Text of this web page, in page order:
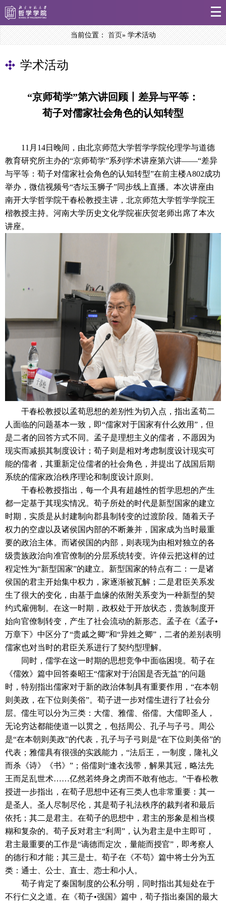
当前位置：首页» 学术活动
学术活动
“京师荀学”第六讲回顾丨差异与平等：
荀子对儒家社会角色的认知转型
11月14日晚间，由北京师范大学哲学学院伦理学与道德
教育研究所主办的“京师荀学”系列学术讲座第六讲——“差异
与平等：荀子对儒家社会角色的认知转型”在前主楼A802成功
举办，微信视频号“杏坛玉狮子”同步线上直播。本次讲座由
南开大学哲学院干春松教授主讲，北京师范大学哲学学院王
楷教授主持。河南大学历史文化学院崔庆贺老师出席了本次
讲座。
干春松教授以孟荀思想的差别性为切入点，指出孟荀二
人面临的问题基本一致，即“儒家对于国家有什么效用”，但
是二者的回答方式不同。孟子是理想主义的儒者，不愿因为
现实而减损其制度设计；荀子则是相对考虑制度设计现实可
能的儒者，其重新定位儒者的社会角色，并提出了战国后期
系统的儒家政治秩序理论和制度设计原则。
干春松教授指出，每一个具有超越性的哲学思想的产生
都一定基于其现实情况。荀子所处的时代是新型国家的建立
时期，实质是从封建制向郡县制转变的过渡阶段。随着天子
权力的空虚以及诸侯国内部的不断兼并，国家成为当时最重
要的政治主体。而诸侯国的内部，则表现为由相对独立的各
级贵族政治向准官僚制的分层系统转变。许倬云把这样的过
程定性为“新型国家”的建立。新型国家的特点有二：一是诸
侯国的君主开始集中权力，家逐渐被瓦解；二是君臣关系发
生了很大的变化，由基于血缘的依附关系变为一种新型的契
约式雇佣制。在这一时期，政权处于开放状态，贵族制度开
始向官僚制转变，产生了社会流动的新形态。孟子在《孟子•
万章下》中区分了“贵戚之卿”和“异姓之卿”，二者的差别表明
儒家也对当时的君臣关系进行了契约型理解。
同时，儒学在这一时期的思想竞争中面临困境。荀子在
《儒效》篇中回答秦昭王“儒家对于治国是否无益”的问题
时，特别指出儒家对于新的政治体制具有重要作用，“在本朝
则美政，在下位则美俗”。荀子进一步对儒生进行了社会分
层。儒生可以分为三类：大儒、雅儒、俗儒。大儒即圣人，
无论穷达都能使道一以贯之，包括周公、孔子与子弓。周公
是“在本朝则美政”的代表，孔子与子弓则是“在下位则美俗”的
代表；雅儒具有很强的实践能力，“法后王，一制度，隆礼义
而杀《诗》《书》”；俗儒则“逢衣浅带，解果其冠，略法先
王而足乱世术……亿然若终身之虏而不敢有他志。”干春松教
授进一步指出，在荀子思想中还有三类人也非常重要：其一
是圣人。圣人尽制尽伦，其是荀子礼法秩序的裁判者和最后
依托；其二是君主。在荀子的思想中，君主的形象是相当模
糊和复杂的。荀子反对君主“利周”，认为君主是中主即可，
君主最重要的工作是“谪德而定次，量能而授官”，即考察人
的德行和才能；其三是士。荀子在《不苟》篇中将士分为五
类：通士、公士、直士、悫士和小人。
荀子肯定了秦国制度的公私分明，同时指出其短处在于
不行仁义之道。在《荀子•强国》篇中，荀子指出秦国的最大